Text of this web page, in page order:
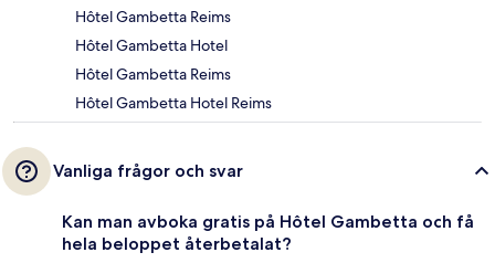
Hôtel Gambetta Reims
Hôtel Gambetta Hotel
Hôtel Gambetta Reims
Hôtel Gambetta Hotel Reims
Vanliga frågor och svar
Kan man avboka gratis på Hôtel Gambetta och få
hela beloppet återbetalat?